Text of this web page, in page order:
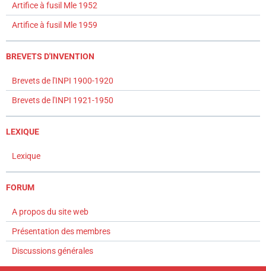
Artifice à fusil Mle 1952
Artifice à fusil Mle 1959
BREVETS D'INVENTION
Brevets de l'INPI 1900-1920
Brevets de l'INPI 1921-1950
LEXIQUE
Lexique
FORUM
A propos du site web
Présentation des membres
Discussions générales